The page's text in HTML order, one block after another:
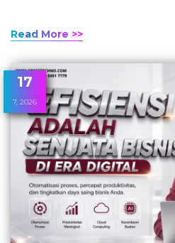
Read More >>
17
7, 2026